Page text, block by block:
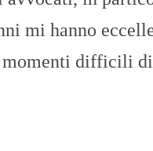
mi hanno
difficili